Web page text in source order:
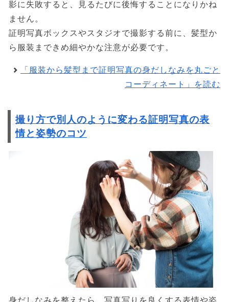
影に失敗すると、見るたびに後悔することになりかね
ません。
証明写真ボックスやスタジオで撮影する前に、髪型か
ら服装まできめ細やかな注意が必要です。
「服装から髪型まで証明写真の身だしなみを丸ごと
コーディネート」を読む
撮り方で別人のように変わる証明写真の表
情と姿勢のコツ
身だしなみを整えたら、写真写りを良くする表情や姿